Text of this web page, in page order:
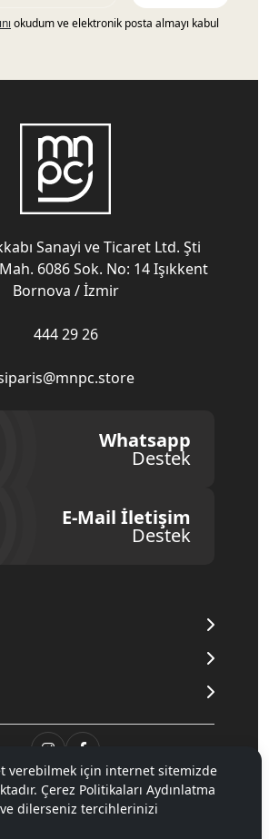
okudum ve elektronik posta almayı kabul
Sanayi ve Ticaret Ltd. Şti
6086 Sok. No: 14 Işıkkent
Bornova / İzmir
444 29 26
Whatsapp
Destek
E-Mail İletişim
Destek
Mnpc. Tüm hakları saklıdır.
verebilmek için internet sitemizde
Çerez Politikaları Aydınlatma
dilerseniz tercihlerinizi